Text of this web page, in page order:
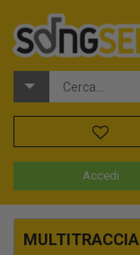
Accedi
MULTITRACCIA